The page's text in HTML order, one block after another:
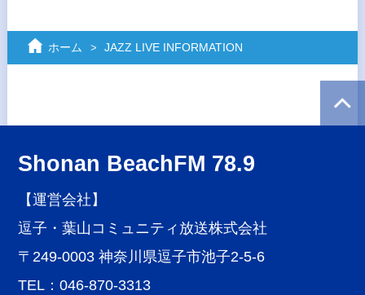
ホーム JAZZ LIVE INFORMATION
Shonan BeachFM 78.9
【運営会社】
逗子・葉山コミュニティ放送株式会社
〒249-0003 神奈川県逗子市池子2-5-6
TEL：046-870-3313